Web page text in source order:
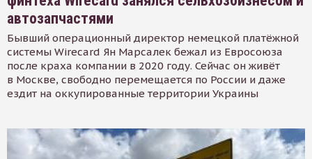
автозапчастями
Бывший операционный директор немецкой платёжной
системы Wirecard Ян Марсалек бежал из Евросоюза
после краха компании в 2020 году. Сейчас он живёт
в Москве, свободно перемещается по России и даже
ездит на оккупированные территории Украины